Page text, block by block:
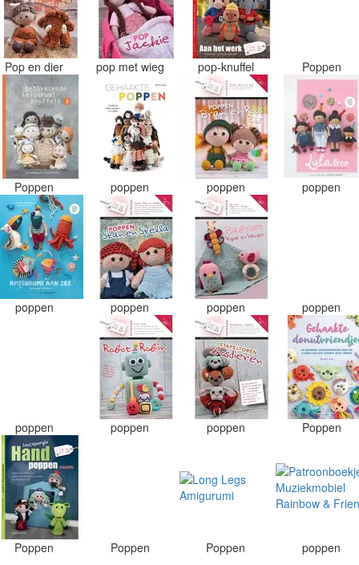
Pop en dier pop met wieg pop-knuffel Poppen
Poppen poppen poppen poppen
poppen poppen poppen poppen
poppen poppen poppen Poppen
Poppen Poppen Poppen poppen